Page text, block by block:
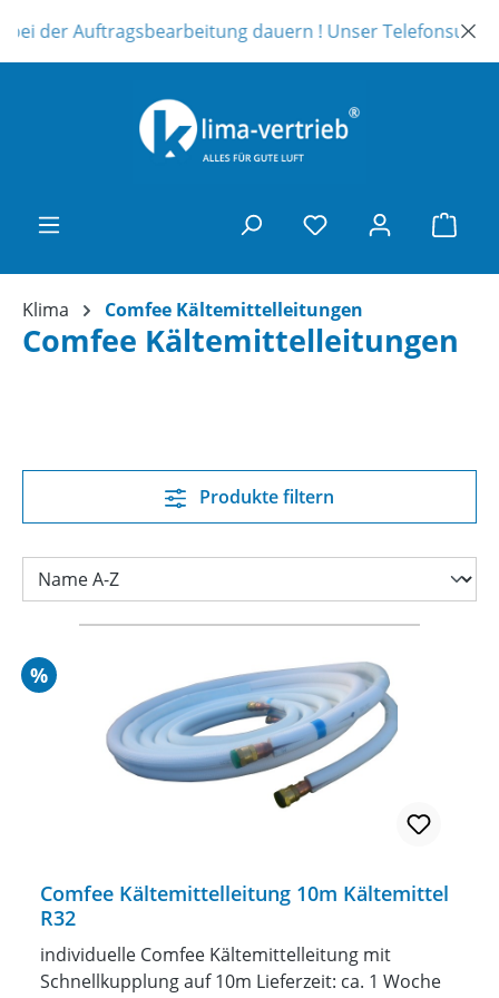
Zum Hauptinhalt springendauern ! Unser Telefonsupport ist leider
Klima Comfee Kältemittelleitungen
Comfee Kältemittelleitungen
Produkte filtern
Rabatt
%
Comfee Kältemittelleitung 10m Kältemittel
R32
individuelle Comfee Kältemittelleitung mit
Schnellkupplung auf 10m Lieferzeit: ca. 1 Woche